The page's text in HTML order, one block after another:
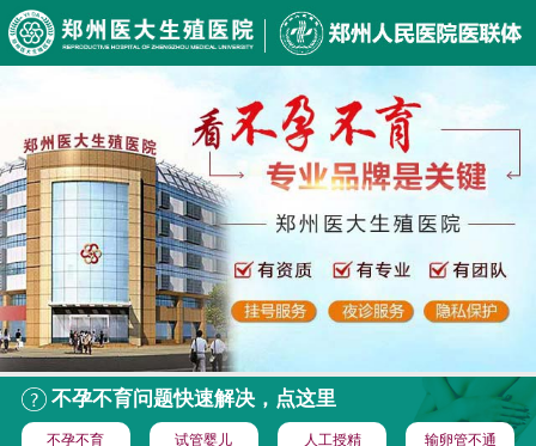
不孕不育问题快速解决，点这里
不孕不育 试管婴儿 人工授精 输卵管不通